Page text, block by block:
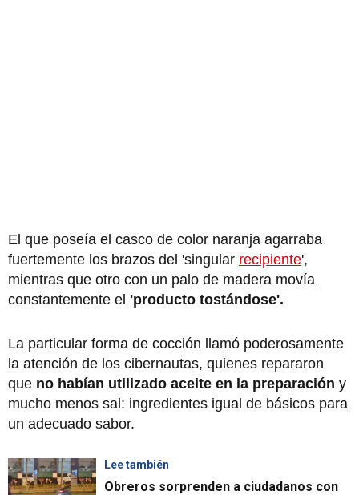
El que poseía el casco de color naranja agarraba
fuertemente los brazos del 'singular recipiente',
mientras que otro con un palo de madera movía
constantemente el 'producto tostándose'.
La particular forma de cocción llamó poderosamente
la atención de los cibernautas, quienes repararon
que no habían utilizado aceite en la preparación y
mucho menos sal: ingredientes igual de básicos para
un adecuado sabor.
Lee también
Obreros sorprenden a ciudadanos con